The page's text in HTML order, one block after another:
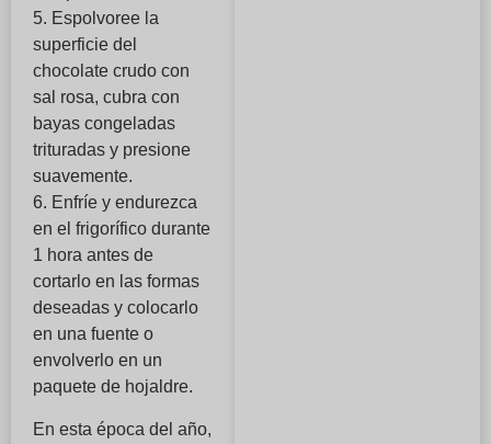
5. Espolvoree la
superficie del
chocolate crudo con
sal rosa, cubra con
bayas congeladas
trituradas y presione
suavemente.
6. Enfríe y endurezca
en el frigorífico durante
1 hora antes de
cortarlo en las formas
deseadas y colocarlo
en una fuente o
envolverlo en un
paquete de hojaldre.
En esta época del año,